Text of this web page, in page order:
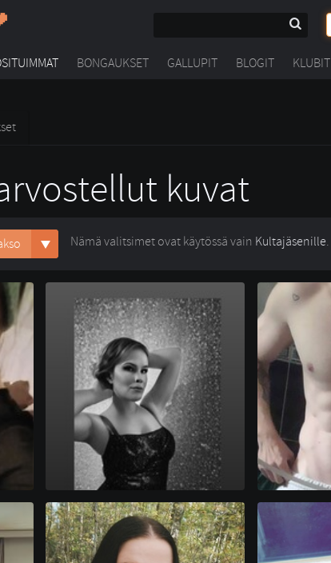
BONGAUKSET GALLUPIT BLOGIT KLUBIT
kuvat
Nämä valitsimet ovat käytössä vain Kultajäsenille.